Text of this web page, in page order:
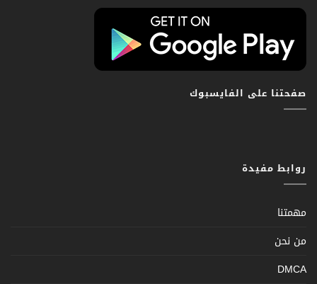
صفحتنا على الفايسبوك
روابط مفيدة
مهمتنا
من نحن
DMCA